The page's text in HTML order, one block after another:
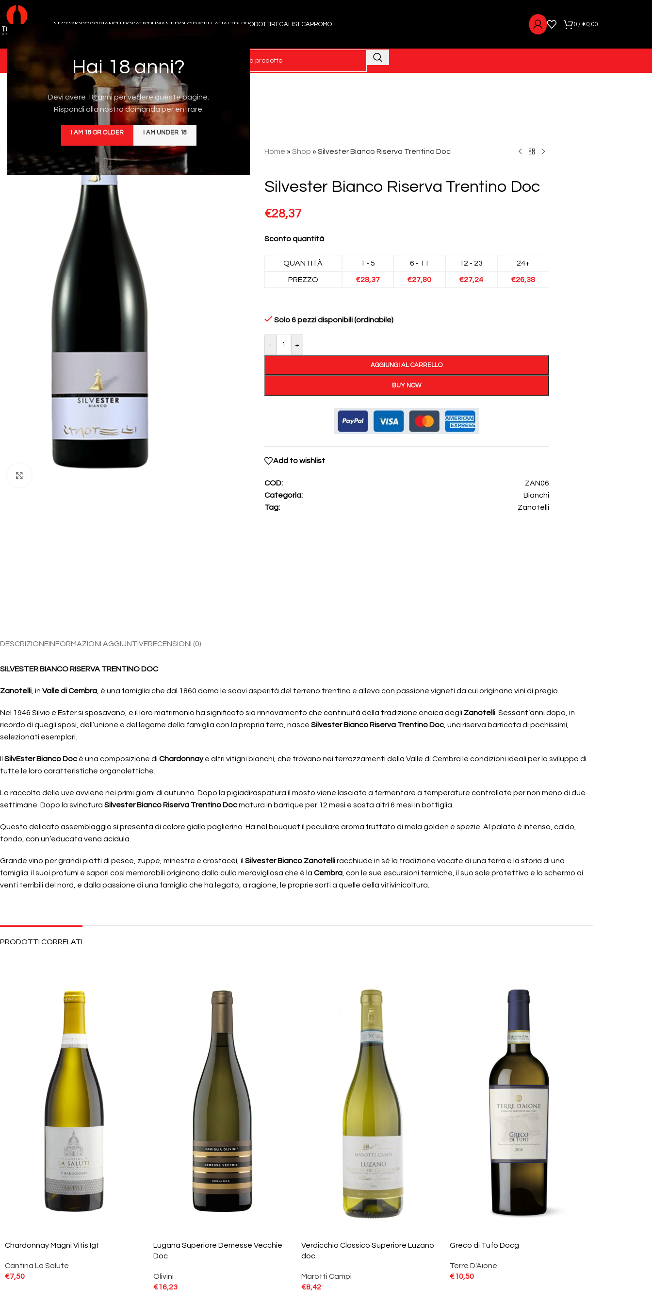
Hai 18 anni?
Devi avere 18 anni per vedere queste pagine.
Rispondi alla nostra domanda per entrare.
I AM 18 OR OLDER I AM UNDER 18
NEGOZIOROSSIBIANCHIROSATISPUMANTIDOLCIDISTILLATIALTRI PRODOTTI REGALISTICAPROMO 0 / €0,00
Home » Shop » Silvester Bianco Riserva Trentino Doc
Silvester Bianco Riserva Trentino Doc
€28,37
Sconto quantità
QUANTITÀ 1 - 5 6 - 11 12 - 23 24+
PREZZO €28,37 €27,80 €27,24 €26,38
Solo 6 pezzi disponibili (ordinabile)
- +
AGGIUNGI AL CARRELLO
BUY NOW
Add to wishlist
COD:
ZAN06
Categoria:
Bianchi
Tag:
Zanotelli
DESCRIZIONEINFORMAZIONI AGGIUNTIVERECENSIONI (0)
SILVESTER BIANCO RISERVA TRENTINO DOC
Zanotelli , in Valle di Cembra , è una famiglia che dal 1860 doma le soavi asperità del terreno trentino e alleva con passione vigneti da cui originano vini di pregio.
Nel 1946 Silvio e Ester si sposavano, e il loro matrimonio ha significato sia rinnovamento che continuità della tradizione enoica degli Zanotelli . Sessant’anni dopo, in
ricordo di quegli sposi, dell’unione e del legame della famiglia con la propria terra, nasce Silvester Bianco Riserva Trentino Doc , una riserva barricata di pochissimi,
selezionati esemplari.
Il SilvEster Bianco Doc è una composizione di Chardonnaye altri vitigni bianchi, che trovano nei terrazzamenti della Valle di Cembra le condizioni ideali per lo sviluppo di
tutte le loro caratteristiche organolettiche.
La raccolta delle uve avviene nei primi giorni di autunno. Dopo la pigiadiraspatura il mosto viene lasciato a fermentare a temperature controllate per non meno di due
settimane. Dopo la svinatura Silvester Bianco Riserva Trentino Docmatura in barrique per 12 mesi e sosta altri 6 mesi in bottiglia.
Questo delicato assemblaggio si presenta di colore giallo paglierino. Ha nel bouquet il peculiare aroma fruttato di mela golden e spezie. Al palato è intenso, caldo,
tondo, con un’educata vena acidula.
Grande vino per grandi piatti di pesce, zuppe, minestre e crostacei, il Silvester Bianco Zanotelliracchiude in sé la tradizione vocate di una terra e la storia di una
famiglia. il suoi profumi e sapori così memorabili originano dalla culla meravigliosa che è la Cembra , con le sue escursioni termiche, il suo sole protettivo e lo schermo ai
venti terribili del nord, e dalla passione di una famiglia che ha legato, a ragione, le proprie sorti a quelle della vitivinicoltura.
PRODOTTI CORRELATI
Chardonnay Magni Vitis Igt
Cantina La Salute
€7,50
Lugana Superiore Demesse Vecchie
Doc
Olivini
€16,23
Verdicchio Classico Superiore Luzano
doc
Marotti Campi
€8,42
Greco di Tufo Docg
Terre D'Aione
€10,50